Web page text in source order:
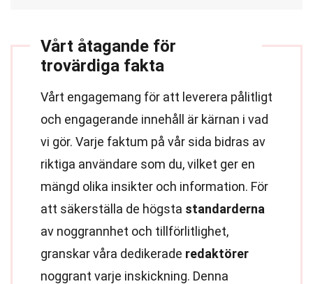
Vårt åtagande för
trovärdiga fakta
Vårt engagemang för att leverera pålitligt
och engagerande innehåll är kärnan i vad
vi gör. Varje faktum på vår sida bidras av
riktiga användare som du, vilket ger en
mängd olika insikter och information. För
att säkerställa de högsta standarderna
av noggrannhet och tillförlitlighet,
granskar våra dedikerade redaktörer
noggrant varje inskickning. Denna